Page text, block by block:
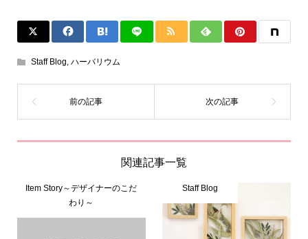
Staff Blog, ハーバリウム
関連記事一覧
Item Story～デザイナーのこだ
わり～
Staff Blog